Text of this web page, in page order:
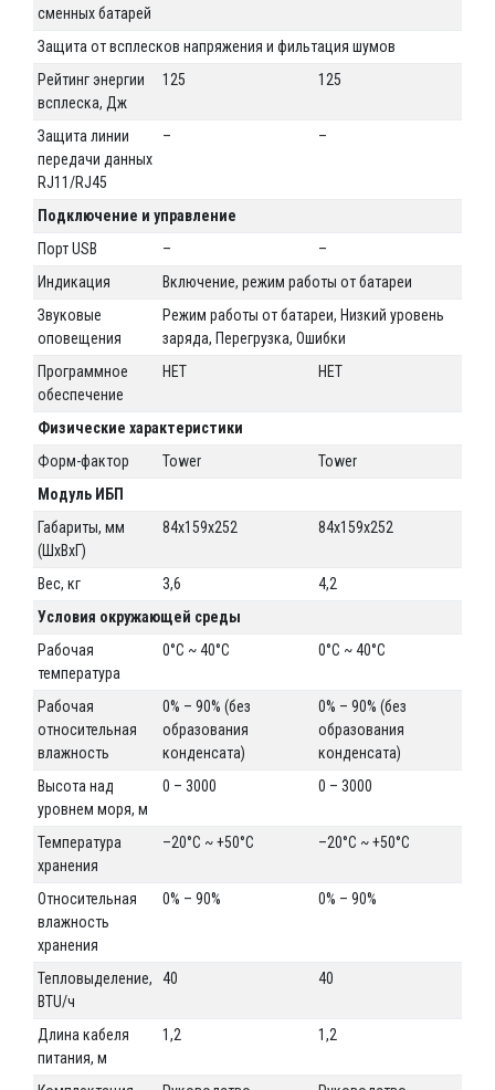
сменных батарей
Защита от всплесков напряжения и фильтация шумов
Рейтинг энергии
всплеска, Дж
125 125
Защита линии
передачи данных
RJ11/RJ45
– –
Подключение и управление
Порт USB
– –
Индикация
Включение, режим работы от батареи
Звуковые
оповещения
Режим работы от батареи, Низкий уровень
заряда, Перегрузка, Ошибки
Программное
обеспечение
НЕТ НЕТ
Физические характеристики
Форм-фактор
Tower Tower
Модуль ИБП
Габариты, мм
(ШxВxГ)
84x159x252 84x159x252
Вес, кг 3,6 4,2
Условия окружающей среды
Рабочая
температура
0°C ~ 40°C 0°C ~ 40°C
Рабочая
относительная
влажность
0% – 90% (без
образования
конденсата)
0% – 90% (без
образования
конденсата)
Высота над
уровнем моря, м
0 – 3000 0 – 3000
Температура
хранения
–20°C ~ +50°C –20°C ~ +50°C
Относительная
влажность
хранения
0% – 90% 0% – 90%
Тепловыделение,
BTU/ч
40 40
Длина кабеля
питания, м
1,2 1,2